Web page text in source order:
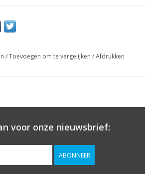
/Toevoegen om te vergelijken /Afdrukken
voor onze nieuwsbrief:
ABONNEER